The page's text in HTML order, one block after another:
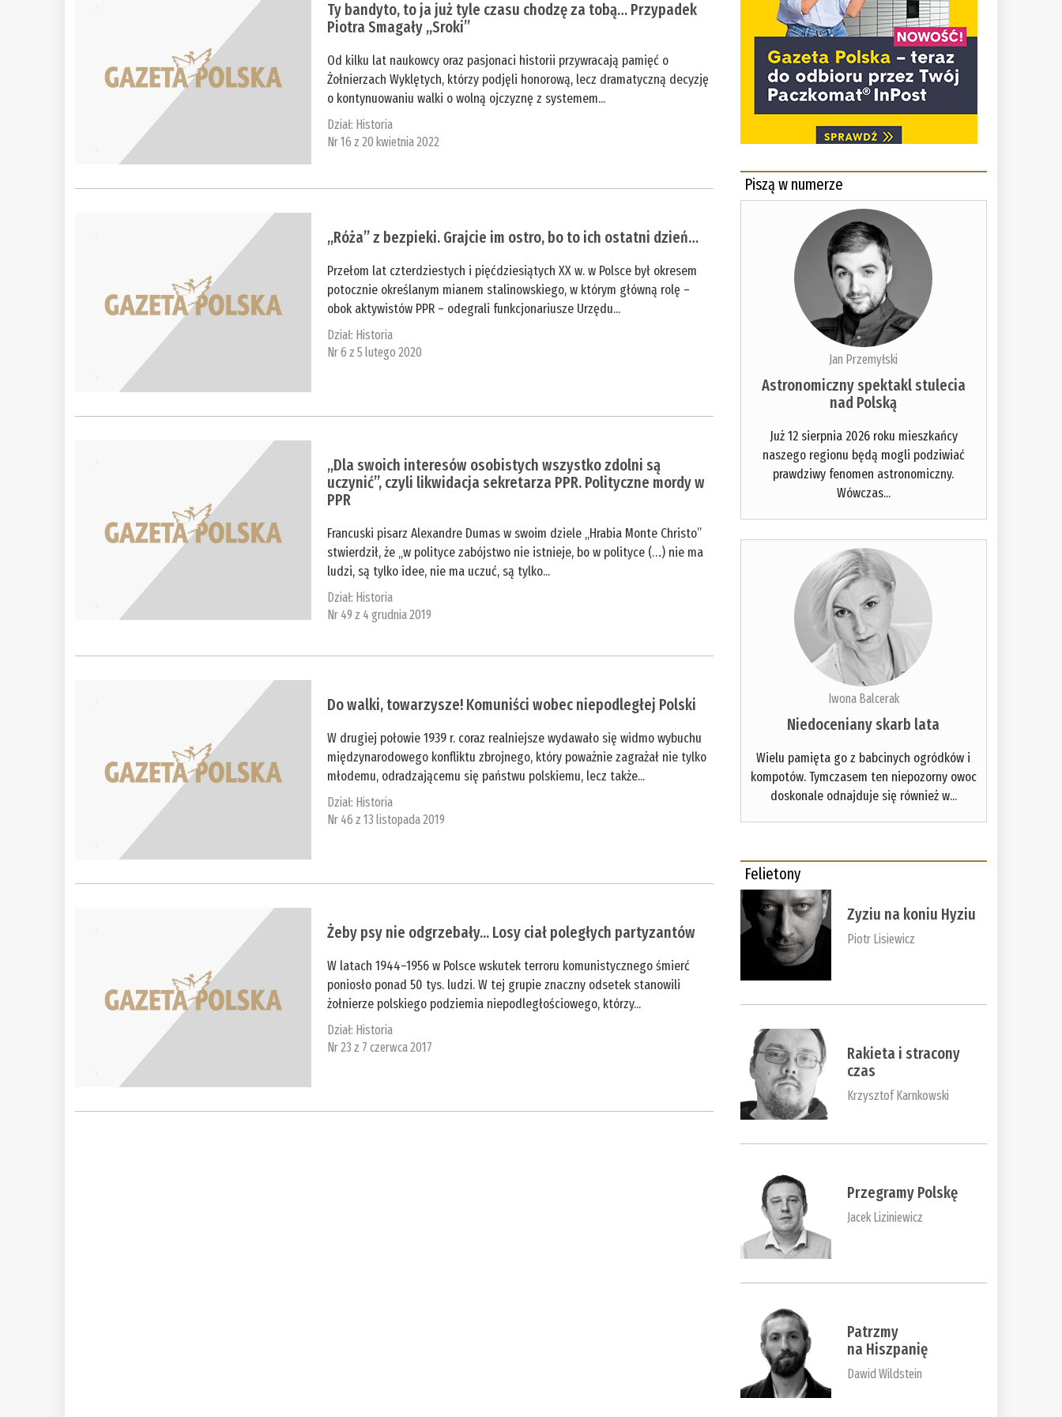
Ty bandyto, to ja już tyle czasu chodzę za tobą… Przypadek
Piotra Smagały „Sroki”
Od kilku lat naukowcy oraz pasjonaci historii przywracają pamięć o
Żołnierzach Wyklętych, którzy podjęli honorową, lecz dramatyczną decyzję
o kontynuowaniu walki o wolną ojczyznę z systemem...
Dział: Historia
Nr 16 z 20 kwietnia 2022
„Róża” z bezpieki. Grajcie im ostro, bo to ich ostatni dzień…
Przełom lat czterdziestych i pięćdziesiątych XX w. w Polsce był okresem
potocznie określanym mianem stalinowskiego, w którym główną rolę –
obok aktywistów PPR – odegrali funkcjonariusze Urzędu...
Dział: Historia
Nr 6 z 5 lutego 2020
„Dla swoich interesów osobistych wszystko zdolni są
uczynić”, czyli likwidacja sekretarza PPR. Polityczne mordy w
PPR
Francuski pisarz Alexandre Dumas w swoim dziele „Hrabia Monte Christo”
stwierdził, że „w polityce zabójstwo nie istnieje, bo w polityce (…) nie ma
ludzi, są tylko idee, nie ma uczuć, są tylko...
Dział: Historia
Nr 49 z 4 grudnia 2019
Do walki, towarzysze! Komuniści wobec niepodległej Polski
W drugiej połowie 1939 r. coraz realniejsze wydawało się widmo wybuchu
międzynarodowego konfliktu zbrojnego, który poważnie zagrażał nie tylko
młodemu, odradzającemu się państwu polskiemu, lecz także...
Dział: Historia
Nr 46 z 13 listopada 2019
Żeby psy nie odgrzebały... Losy ciał poległych partyzantów
W latach 1944–1956 w Polsce wskutek terroru komunistycznego śmierć
poniosło ponad 50 tys. ludzi. W tej grupie znaczny odsetek stanowili
żołnierze polskiego podziemia niepodległościowego, którzy...
Dział: Historia
Nr 23 z 7 czerwca 2017
Piszą w numerze
Jan Przemyłski
Astronomiczny spektakl stulecia
nad Polską
Już 12 sierpnia 2026 roku mieszkańcy
naszego regionu będą mogli podziwiać
prawdziwy fenomen astronomiczny.
Wówczas...
Iwona Balcerak
Niedoceniany skarb lata
Wielu pamięta go z babcinych ogródków i
kompotów. Tymczasem ten niepozorny owoc
doskonale odnajduje się również w...
Felietony
Zyziu na koniu Hyziu
Piotr Lisiewicz
Rakieta i stracony
czas
Krzysztof Karnkowski
Przegramy Polskę
Jacek Liziniewicz
Patrzmy
na Hiszpanię
Dawid Wildstein